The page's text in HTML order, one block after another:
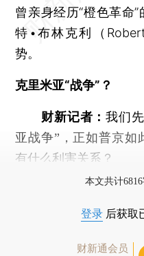
曾亲身经历“橙色革命
特•布林克利（
势。
克里米亚“战争”？
财新记者：我们
亚战争”，正如普京如
有什么利害关系？
本文共计
登录 后获取
财新通会员